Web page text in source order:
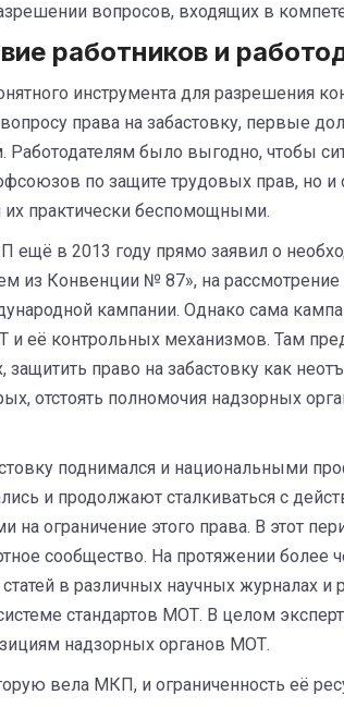
вопросов, входящих в
работников и
инструмента для разрешения
права на забастовку, первые
было выгодно, чтобы
по защите трудовых прав, но
практически беспомощными.
ещё в 2013 году прямо заявил о
из Конвенции № 87», на
кампании. Однако сама
её контрольных механизмов. Там
защитить право на забастовку как
отстоять полномочия надзорных
поднимался и национальными
и продолжают сталкиваться с
на ограничение этого права. В этот
сообщество. На протяжении более
в различных научных журналах
стандартов МОТ. В целом
надзорных органов МОТ.
вела МКП, и ограниченность её